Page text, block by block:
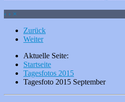
‹ › ×
Zurück
Weiter
Aktuelle Seite:
Startseite
Tagesfotos 2015
Tagesfoto 2015 September